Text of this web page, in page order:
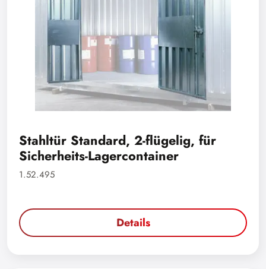
Stahltür Standard, 2-flügelig, für
Sicherheits-Lagercontainer
1.52.495
Details